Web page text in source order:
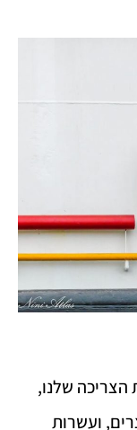
הצריכה שלנו,
ועשרות